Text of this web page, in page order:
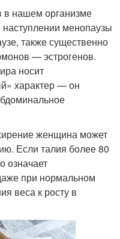
в нашем организме
менопаузы
также существенно
— эстрогенов.
носит
характер — он
женщина может
Если талия более 80
означает
при нормальном
веса к росту в